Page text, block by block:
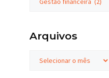
Arquivos